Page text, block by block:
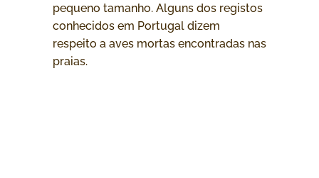
pequeno tamanho. Alguns dos registos
conhecidos em Portugal dizem
respeito a aves mortas encontradas nas
praias.